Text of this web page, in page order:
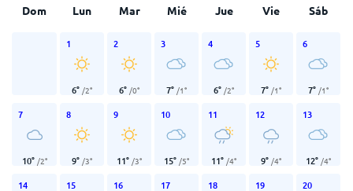
Dom Lun Mar Mié Jue Vie Sáb
1
6° /2°
2
6° /0°
3
7° /1°
4
6° /2°
5
7° /1°
6
7° /1°
7
10° /2°
8
9° /3°
9
11° /3°
10
15° /5°
11
11° /4°
12
9° /4°
13
12° /4°
14 15 16 17 18 19 20